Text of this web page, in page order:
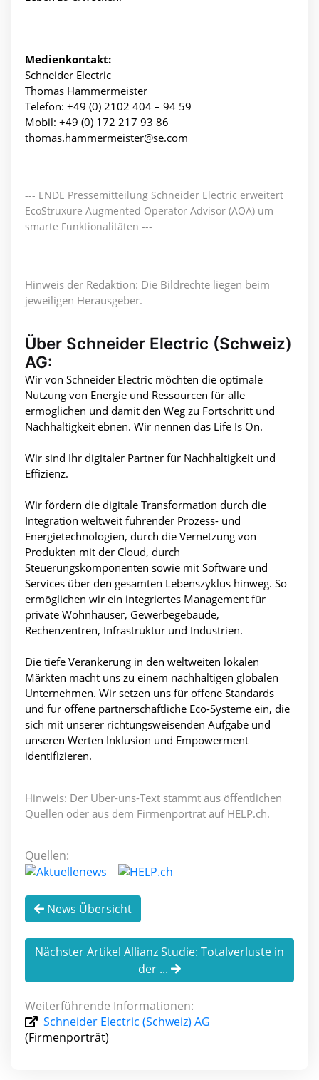
Medienkontakt:
Schneider Electric
Thomas Hammermeister
Telefon: +49 (0) 2102 404 – 94 59
Mobil: +49 (0) 172 217 93 86
thomas.hammermeister@se.com
--- ENDE Pressemitteilung Schneider Electric erweitert
EcoStruxure Augmented Operator Advisor (AOA) um
smarte Funktionalitäten ---
Hinweis der Redaktion: Die Bildrechte liegen beim
jeweiligen Herausgeber.
Über Schneider Electric (Schweiz)
AG:
Wir von Schneider Electric möchten die optimale
Nutzung von Energie und Ressourcen für alle
ermöglichen und damit den Weg zu Fortschritt und
Nachhaltigkeit ebnen. Wir nennen das Life Is On.
Wir sind Ihr digitaler Partner für Nachhaltigkeit und
Effizienz.
Wir fördern die digitale Transformation durch die
Integration weltweit führender Prozess- und
Energietechnologien, durch die Vernetzung von
Produkten mit der Cloud, durch
Steuerungskomponenten sowie mit Software und
Services über den gesamten Lebenszyklus hinweg. So
ermöglichen wir ein integriertes Management für
private Wohnhäuser, Gewerbegebäude,
Rechenzentren, Infrastruktur und Industrien.
Die tiefe Verankerung in den weltweiten lokalen
Märkten macht uns zu einem nachhaltigen globalen
Unternehmen. Wir setzen uns für offene Standards
und für offene partnerschaftliche Eco-Systeme ein, die
sich mit unserer richtungsweisenden Aufgabe und
unseren Werten Inklusion und Empowerment
identifizieren.
Hinweis: Der Über-uns-Text stammt aus öffentlichen
Quellen oder aus dem Firmenporträt auf HELP.ch.
Quellen:
News Übersicht
Nächster Artikel Allianz Studie: Totalverluste in
der ...
Weiterführende Informationen:
Schneider Electric (Schweiz) AG
(Firmenporträt)